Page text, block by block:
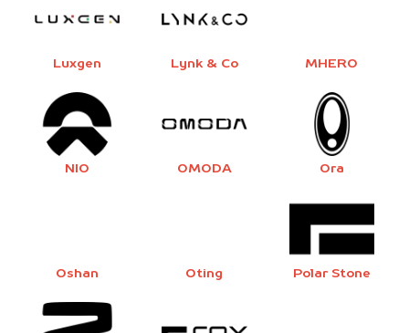
Luxgen Lynk & Co MHERO
NIO OMODA Ora
Oshan Oting Polar Stone